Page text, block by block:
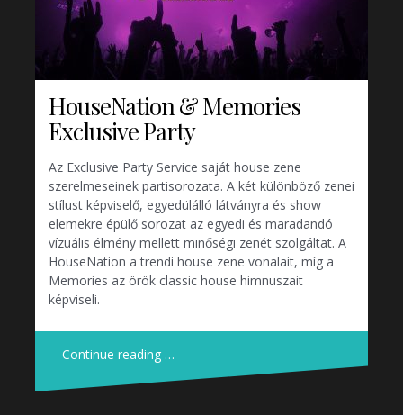
HouseNation & Memories
Exclusive Party
Az Exclusive Party Service saját house zene
szerelmeseinek partisorozata. A két különböző zenei
stílust képviselő, egyedülálló látványra és show
elemekre épülő sorozat az egyedi és maradandó
vízuális élmény mellett minőségi zenét szolgáltat. A
HouseNation a trendi house zene vonalait, míg a
Memories az örök classic house himnuszait
képviseli.
Continue reading …